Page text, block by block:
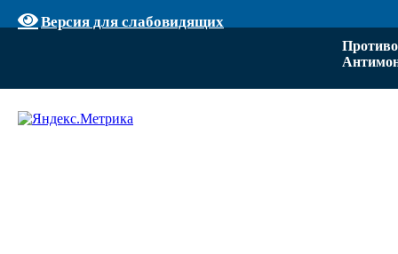
Версия для слабовидящих